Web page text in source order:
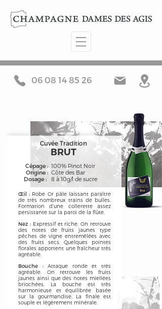
06 08 14 85 26
Cépage :
Origine :
Dosage :
100% Pinot Noir
Côte des Bar
8 à 10g/l de sucre
Œil : Robe Or pâle laissant paraître
de très nombreux trains de bulles.
Formation d’une collerette assez
persistante sur la paroi de la flûte.
Nez :Expressif et riche. On retrouve
des notes de fruits jaunes type
pêches de vigne entremêlées avec
des fruits secs. Quelques pointes
florales apportent une fraîcheur très
agréable.
Bouche :Attaque ronde et très
agréable. On retrouve les fruits
jaunes ainsi que des notes miellées
briochées. La bouche est très
harmonieuse et équilibrée basée
sur la gourmandise. La finale est
souple et légèrement minérale.
Cuvée Tradition
BRUT